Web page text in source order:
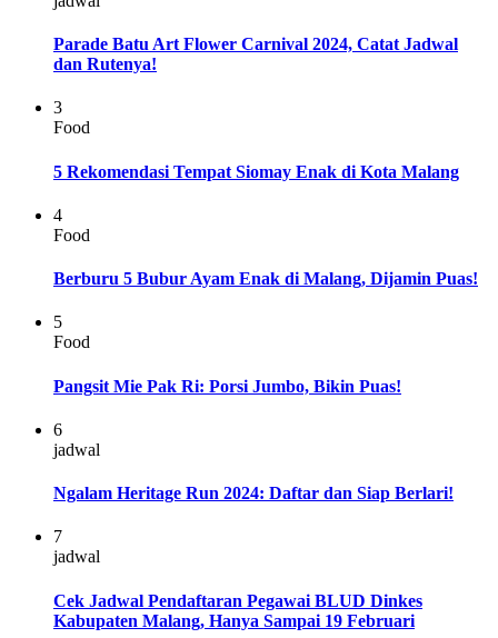
Parade Batu Art Flower Carnival 2024, Catat Jadwal
dan Rutenya!
3
Food
5 Rekomendasi Tempat Siomay Enak di Kota Malang
4
Food
Berburu 5 Bubur Ayam Enak di Malang, Dijamin Puas!
5
Food
Pangsit Mie Pak Ri: Porsi Jumbo, Bikin Puas!
6
jadwal
Ngalam Heritage Run 2024: Daftar dan Siap Berlari!
7
jadwal
Cek Jadwal Pendaftaran Pegawai BLUD Dinkes
Kabupaten Malang, Hanya Sampai 19 Februari